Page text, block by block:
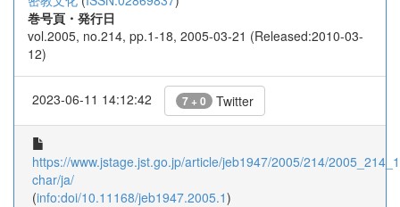
巻号頁・発行日
vol.2005, no.214, pp.1-18, 2005-03-21 (Released:2010-03-
12)
2023-06-11 14:12:42 7 + 0 Twitter
https://www.jstage.jst.go.jp/article/jeb1947/2005/214/
char/ja/
(info:doi/10.11168/jeb1947.2005.1)